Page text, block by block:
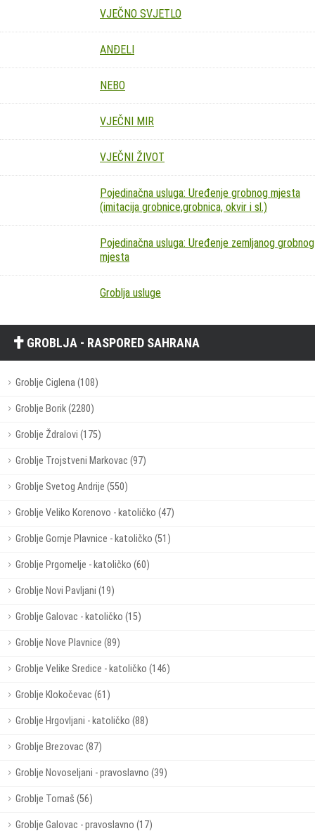
VJEČNO SVJETLO
ANĐELI
NEBO
VJEČNI MIR
VJEČNI ŽIVOT
Pojedinačna usluga: Uređenje grobnog mjesta
(imitacija grobnice,grobnica, okvir i sl.)
Pojedinačna usluga: Uređenje zemljanog grobnog
mjesta
Groblja usluge
GROBLJA - RASPORED SAHRANA
Groblje Ciglena (108)
Groblje Borik (2280)
Groblje Ždralovi (175)
Groblje Trojstveni Markovac (97)
Groblje Svetog Andrije (550)
Groblje Veliko Korenovo - katoličko (47)
Groblje Gornje Plavnice - katoličko (51)
Groblje Prgomelje - katoličko (60)
Groblje Novi Pavljani (19)
Groblje Galovac - katoličko (15)
Groblje Nove Plavnice (89)
Groblje Velike Sredice - katoličko (146)
Groblje Klokočevac (61)
Groblje Hrgovljani - katoličko (88)
Groblje Brezovac (87)
Groblje Novoseljani - pravoslavno (39)
Groblje Tomaš (56)
Groblje Galovac - pravoslavno (17)